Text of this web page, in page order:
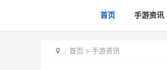
首页 手游资讯
首页 > 手游资讯